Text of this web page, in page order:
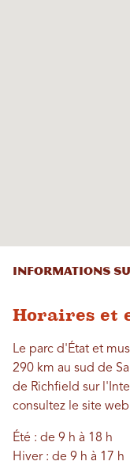
INFORMATIONS
Horaires et
Le parc d'État et
290 km au sud de
de Richfield sur
consultez le site
Été : de 9 h à 18 h
Hiver : de 9 h à 17 h